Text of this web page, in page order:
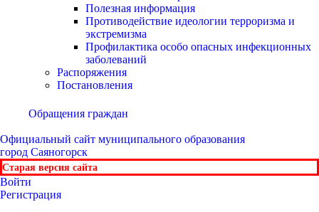
Полезная информация
Противодействие идеологии терроризма и
экстремизма
Профилактика особо опасных инфекционных
заболеваний
Распоряжения
Постановления
Обращения граждан
Официальный сайт муниципального образования
город Саяногорск
Старая версия сайта
Войти
Регистрация